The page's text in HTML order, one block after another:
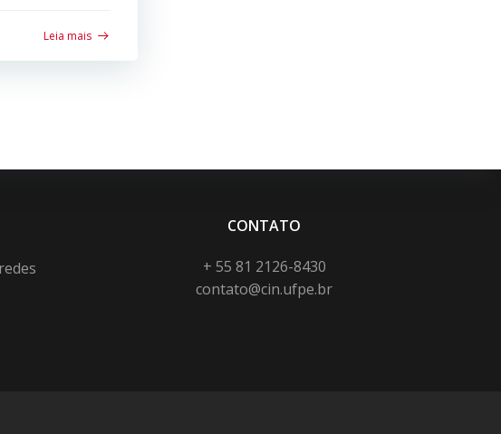
Leia mais
CONTATO
+ 55 81 2126-8430
contato@cin.ufpe.br